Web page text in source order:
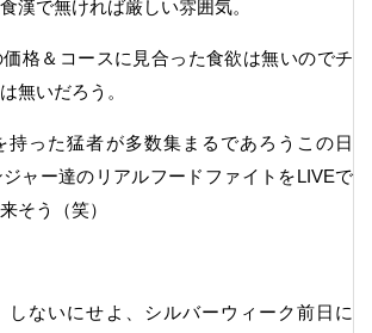
漢で無ければ厳しい雰囲気。
格＆コースに見合った食欲は無いのでチ
無いだろう。
持った猛者が多数集まるであろうこの日
ャー達のリアルフードファイトをLIVEで
そう（笑）
しないにせよ、シルバーウィーク前日に